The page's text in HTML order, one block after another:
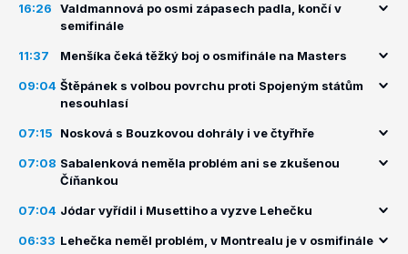
16:26
Valdmannová po osmi zápasech padla, končí v
semifinále
11:37 Menšíka čeká těžký boj o osmifinále na Masters
09:04 Štěpánek s volbou povrchu proti Spojeným státům
nesouhlasí
07:15 Nosková s Bouzkovou dohrály i ve čtyřhře
07:08 Sabalenková neměla problém ani se zkušenou
Číňankou
07:04 Jódar vyřídil i Musettiho a vyzve Lehečku
06:33 Lehečka neměl problém, v Montrealu je v osmifinále